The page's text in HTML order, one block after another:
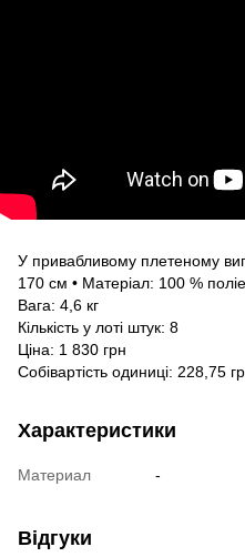
У привабливому плетеному
170 см • Матеріал: 100 %
Вага: 4,6 кг
Кількість у лоті штук: 8
Ціна: 1 830 грн
Собівартість одиниці: 228,75
Характеристики
Материал -
Відгуки